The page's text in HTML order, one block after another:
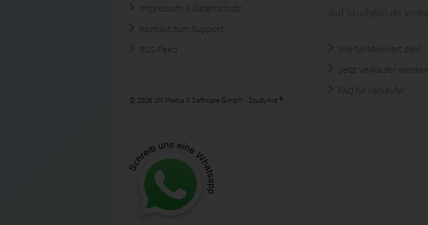
Impressum & Datenschutz
Kontakt zum Support
RSS-Feed
© 2026 1M Media & Software GmbH - StudyAid ®
Wie funktioniert das?
Jetzt Verkäufer werden
FAQ für Verkäufer